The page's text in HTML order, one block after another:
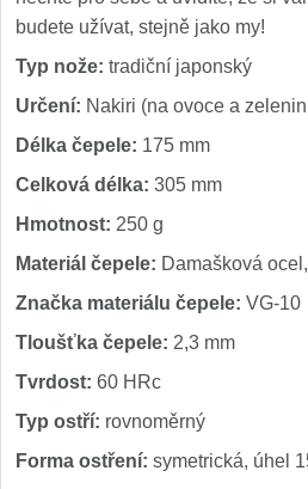
budete užívat, stejně jako my!
Typ nože: tradiční japonský
Určení: Nakiri (na ovoce a
Délka čepele: 175 mm
Celková délka: 305 mm
Hmotnost: 250 g
Materiál čepele: Damašková
Značka materiálu čepele: VG-10
Tloušťka čepele: 2,3 mm
Tvrdost: 60 HRc
Typ ostří: rovnoměrný
Forma ostření: symetrická, úhel